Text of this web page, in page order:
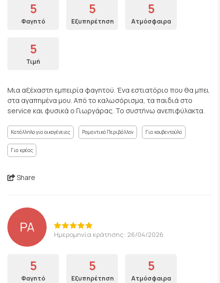
5
Φαγητό
5
Εξυπηρέτηση
5
Ατμόσφαιρα
5
Τιμή
Μια αξέχαστη εμπειρία φαγητού. Ένα εστιατόριο που θα μπει
στα αγαπημένα μου. Από το καλωσόρισμα, τα παιδιά στο
service και φυσικά ο Γιωργάρας. Το συστήνω ανεπιφύλακτα.
Κατάλληλο για οικογένειες Ρομαντικό Περιβάλλον Για κουβεντούλα
Για κρέας
Share
PA Ημερομηνία κράτησης: 26/04/2026
5
Φαγητό
5
Εξυπηρέτηση
5
Ατμόσφαιρα